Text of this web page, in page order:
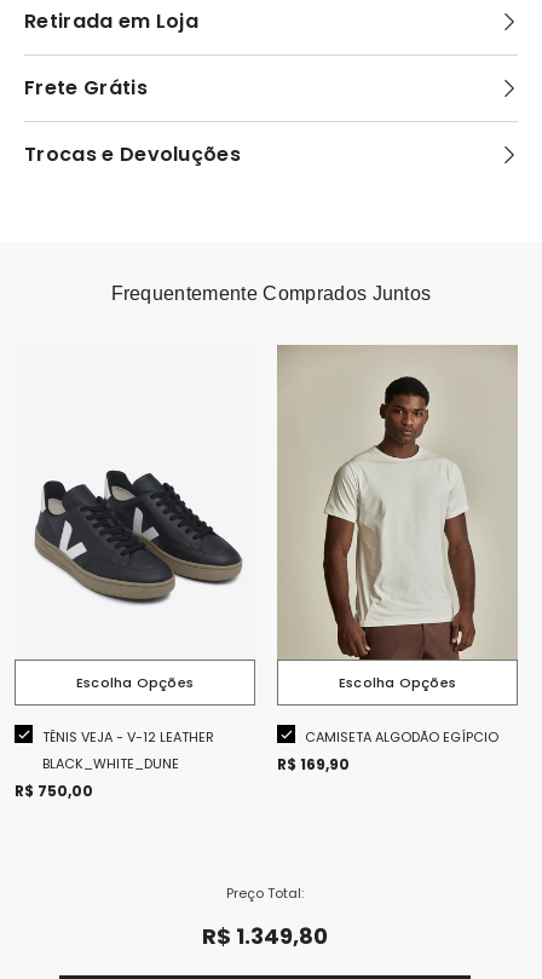
Retirada em Loja
Frete Grátis
Trocas e Devoluções
Frequentemente Comprados Juntos
Escolha Opções
TÊNIS VEJA - V-12 LEATHER
BLACK_WHITE_DUNE
R$ 750,00
ESCOLHA OPÇÕES
Tamanho:38
Se apresse! restam apenas 1
Escolha Opções
CAMISETA ALGODÃO EGÍPCIO
R$ 169,90
Cor:Off White
Tamanho:P
P M G GG XGG
Preço Total:
R$ 1.349,80